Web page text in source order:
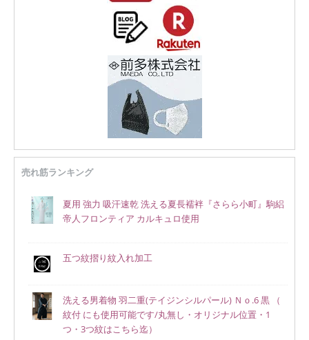
売れ筋ランキング
夏用 強力 吸汗速乾 洗える夏長襦袢『さらら小町』駒絽
帝人フロンティア カルキュロ使用
五つ紋摺り紋入れ加工
洗える男着物 羽二重(テイジンシルパール) Ｎｏ.6 黒 （
紋付 にも使用可能です/丸無し・オリジナル位置・1
つ・3つ紋はこちら迄）